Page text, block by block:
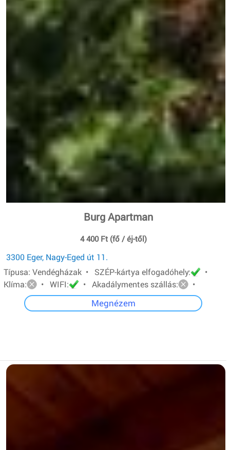
Burg Apartman
4 400 Ft (fő / éj-től)
3300 Eger, Nagy-Eged út 11.
Típusa: Vendégházak • SZÉP-kártya elfogadóhely:
•
Klíma:
• WIFI: • Akadálymentes szállás: •
Megnézem